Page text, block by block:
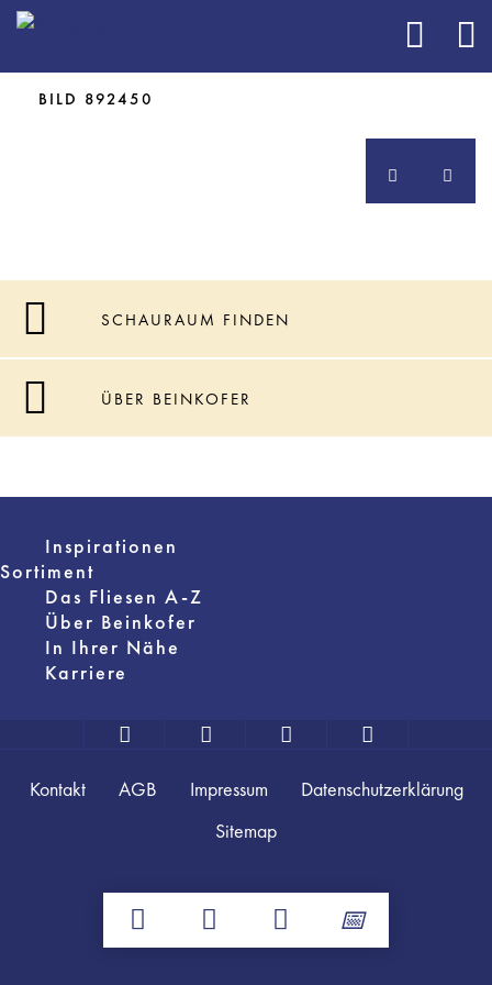
BILD 892429
BILD 892450
SCHAURAUM FINDEN
ÜBER BEINKOFER
Inspirationen
Sortiment
Das Fliesen A-Z
Über Beinkofer
In Ihrer Nähe
Karriere
Kontakt AGB Impressum
Datenschutzerklärung
Sitemap